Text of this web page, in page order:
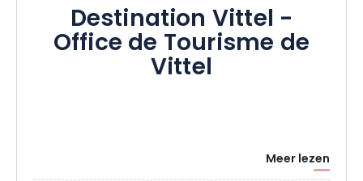
Destination Vittel -
Office de Tourisme de
Vittel
Meer lezen